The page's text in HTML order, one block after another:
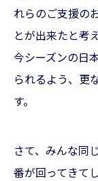
れらのご支援の
とが出来たと考
今シーズンの日
られるよう、更
す。
さて、みんな同
番が回ってきて